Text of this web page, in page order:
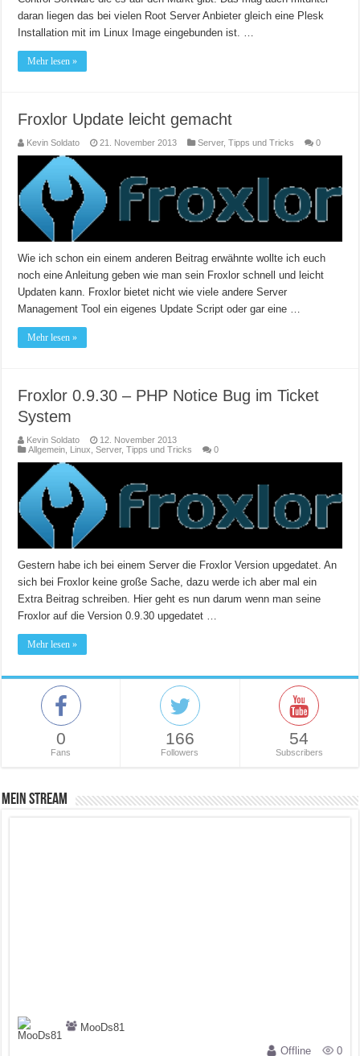
daran liegen das bei vielen Root Server Anbieter gleich eine Plesk
Installation mit im Linux Image eingebunden ist. …
Mehr lesen »
Froxlor Update leicht gemacht
Kevin Soldato 21. November 2013 Server,Tipps und Tricks 0
Wie ich schon ein einem anderen Beitrag erwähnte wollte ich euch
noch eine Anleitung geben wie man sein Froxlor schnell und leicht
Updaten kann. Froxlor bietet nicht wie viele andere Server
Management Tool ein eigenes Update Script oder gar eine …
Mehr lesen »
Froxlor 0.9.30 – PHP Notice Bug im Ticket
System
Kevin Soldato
12. November 2013
Allgemein Linux ,Server,Tipps und Tricks 0
Gestern habe ich bei einem Server die Froxlor Version upgedatet. An
sich bei Froxlor keine große Sache, dazu werde ich aber mal ein
Extra Beitrag schreiben. Hier geht es nun darum wenn man seine
Froxlor auf die Version 0.9.30 upgedatet …
Mehr lesen »
0
Fans
166
Followers
54
Subscribers
Mein Stream
MooDs81
Offline
0